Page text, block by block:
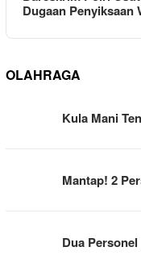
Dugaan Penyiksaan
OLAHRAGA
Kula Mani
Mantap! 2
Dua